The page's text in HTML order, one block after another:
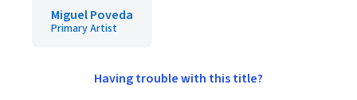
Miguel Poveda
Primary Artist
Having trouble with this title?